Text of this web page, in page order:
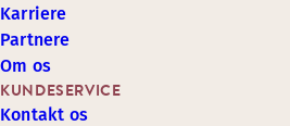
KUNDESERVICE
Kontakt os
Karriere
Partnere
Om os